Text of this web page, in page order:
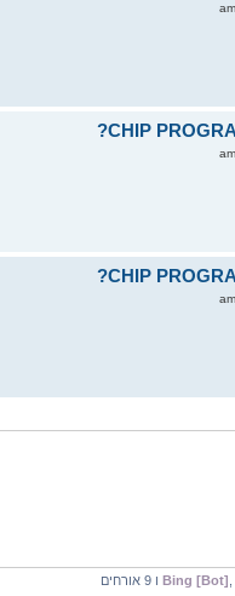
Bing [Bot] ו 9 אורחים